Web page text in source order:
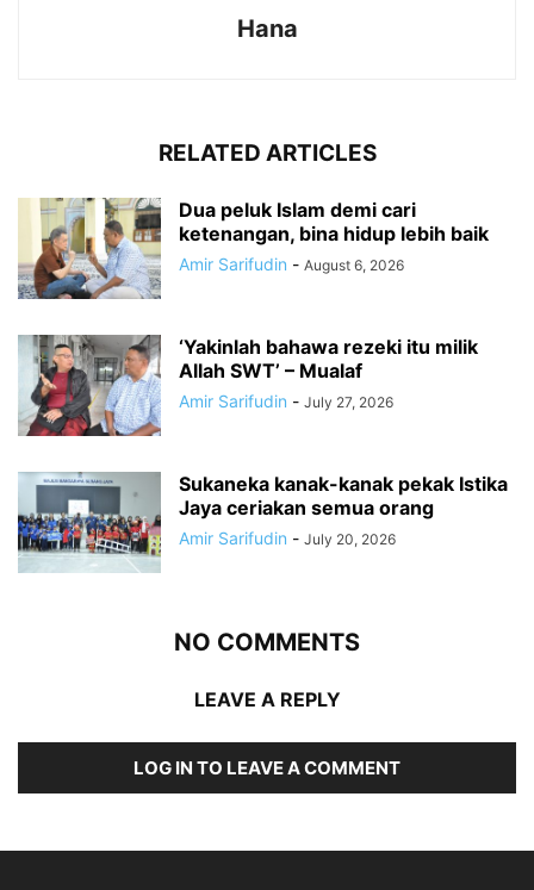
Hana
RELATED ARTICLES
Dua peluk Islam demi cari
ketenangan, bina hidup lebih baik
Amir Sarifudin - August 6, 2026
‘Yakinlah bahawa rezeki itu milik
Allah SWT’ – Mualaf
Amir Sarifudin - July 27, 2026
Sukaneka kanak-kanak pekak Istika
Jaya ceriakan semua orang
Amir Sarifudin - July 20, 2026
NO COMMENTS
LEAVE A REPLY
LOG IN TO LEAVE A COMMENT